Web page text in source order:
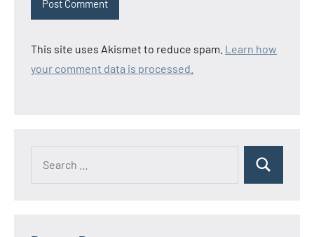
This site uses Akismet to reduce spam. Learn how
your comment data is processed.
Search